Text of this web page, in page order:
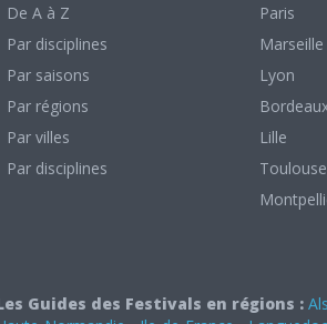
De A à Z
Par disciplines
Par saisons
Par régions
Par villes
Par disciplines
Paris
Marseille
Lyon
Lille
Toulouse
Guides des Festivals en régions :